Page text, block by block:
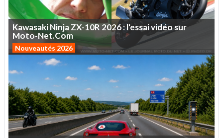
KawasakiNinjaZX-10R2026:l'essaividéosur
Moto-Net.Com
Nouveautés 2026